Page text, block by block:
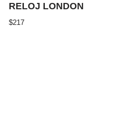
RELOJ LONDON
$217